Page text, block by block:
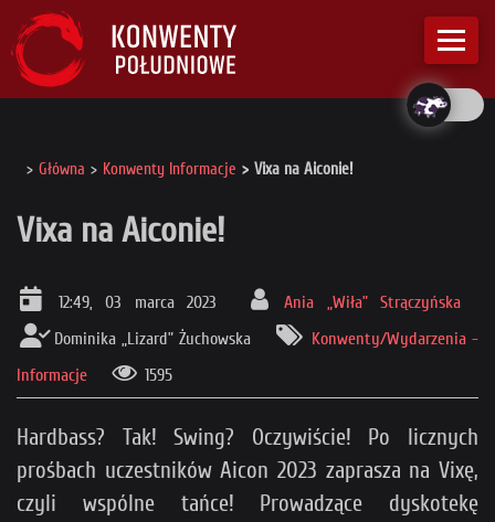
Główna Konwenty Informacje Vixa na Aiconie!
Vixa na Aiconie!
12:49, 03 marca 2023
Ania „Wiła” Strączyńska
Dominika „Lizard” Żuchowska
Konwenty/Wydarzenia -
Informacje
1595
Hardbass? Tak! Swing? Oczywiście! Po licznych
prośbach uczestników Aicon 2023 zaprasza na Vixę,
czyli wspólne tańce! Prowadzące dyskotekę